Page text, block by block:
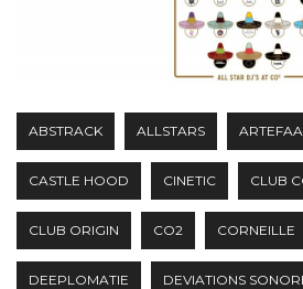
ABSTRACK ALLSTARS
CASTLE HOOD CINETIC CLUB
CLUB ORIGIN CO2 CORNEILLE
DEEPLOMATIE DEVIATIONS